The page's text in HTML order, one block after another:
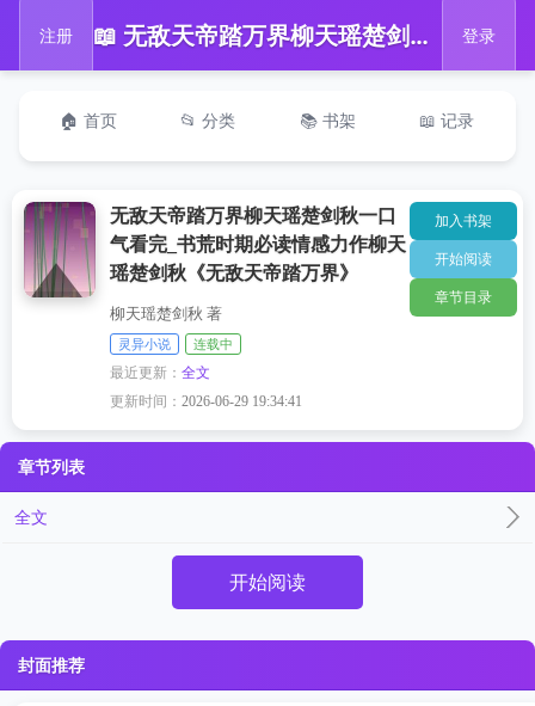
注册 📖 无敌天帝踏万界柳天瑶楚剑秋一口气看完_书荒时期必读情感力作柳天瑶楚剑秋《无敌天帝踏万界》 登录
🏠 首页 📂 分类 📚 书架 📖 记录
无敌天帝踏万界柳天瑶楚剑秋一口
气看完_书荒时期必读情感力作柳天
瑶楚剑秋《无敌天帝踏万界》
柳天瑶楚剑秋 著
灵异小说 连载中
最近更新：全文
更新时间：2026-06-29 19:34:41
加入书架
开始阅读
章节目录
章节列表
全文
开始阅读
封面推荐